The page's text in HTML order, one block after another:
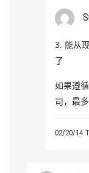
3. 能从
了
如果遵
司，最
02/20/14